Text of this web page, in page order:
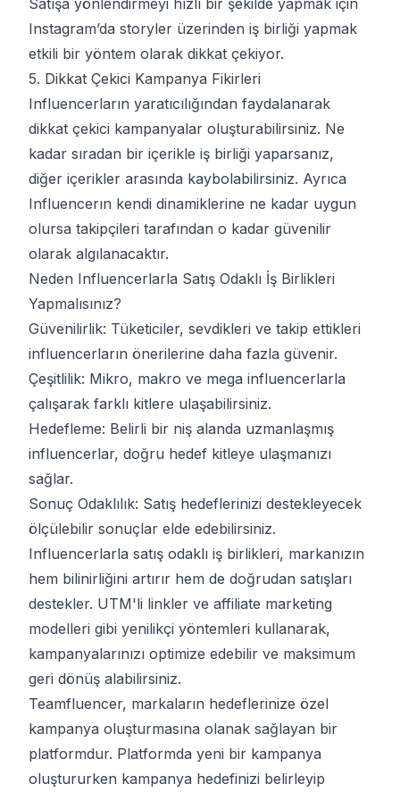
Satışa yönlendirmeyi hızlı bir şekilde yapmak için
Instagram’da storyler üzerinden iş birliği yapmak
etkili bir yöntem olarak dikkat çekiyor.
5. Dikkat Çekici Kampanya Fikirleri
Influencerların yaratıcılığından faydalanarak
dikkat çekici kampanyalar oluşturabilirsiniz. Ne
kadar sıradan bir içerikle iş birliği yaparsanız,
diğer içerikler arasında kaybolabilirsiniz. Ayrıca
Influencerın kendi dinamiklerine ne kadar uygun
olursa takipçileri tarafından o kadar güvenilir
olarak algılanacaktır.
Neden Influencerlarla Satış Odaklı İş Birlikleri
Yapmalısınız?
Güvenilirlik: Tüketiciler, sevdikleri ve takip ettikleri
influencerların önerilerine daha fazla güvenir.
Çeşitlilik: Mikro, makro ve mega influencerlarla
çalışarak farklı kitlere ulaşabilirsiniz.
Hedefleme: Belirli bir niş alanda uzmanlaşmış
influencerlar, doğru hedef kitleye ulaşmanızı
sağlar.
Sonuç Odaklılık: Satış hedeflerinizi destekleyecek
ölçülebilir sonuçlar elde edebilirsiniz.
Influencerlarla satış odaklı iş birlikleri, markanızın
hem bilinirliğini artırır hem de doğrudan satışları
destekler. UTM'li linkler ve affiliate marketing
modelleri gibi yenilikçi yöntemleri kullanarak,
kampanyalarınızı optimize edebilir ve maksimum
geri dönüş alabilirsiniz.
Teamfluencer, markaların hedeflerinize özel
kampanya oluşturmasına olanak sağlayan bir
platformdur. Platformda yeni bir kampanya
oluştururken kampanya hedefinizi belirleyip